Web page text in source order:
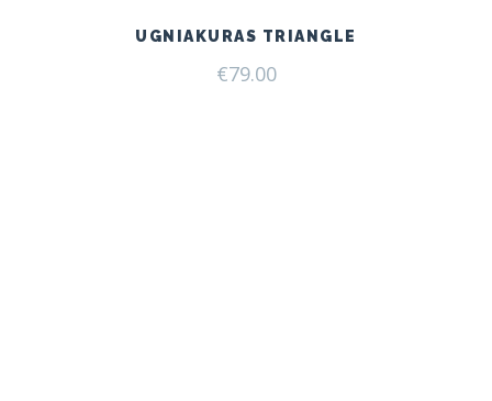
UGNIAKURAS TRIANGLE
€79.00